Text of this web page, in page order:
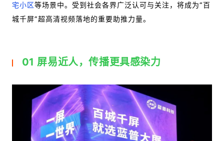
宅小区等场景中。受到社会各界广泛认可与关注，将成为“百
城千屏”超高清视频落地的重要助推力量。
01 屏易近人，传播更具感染力